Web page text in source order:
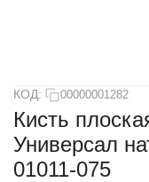
КОД: 00000001282
Кисть
Универсал
01011-075